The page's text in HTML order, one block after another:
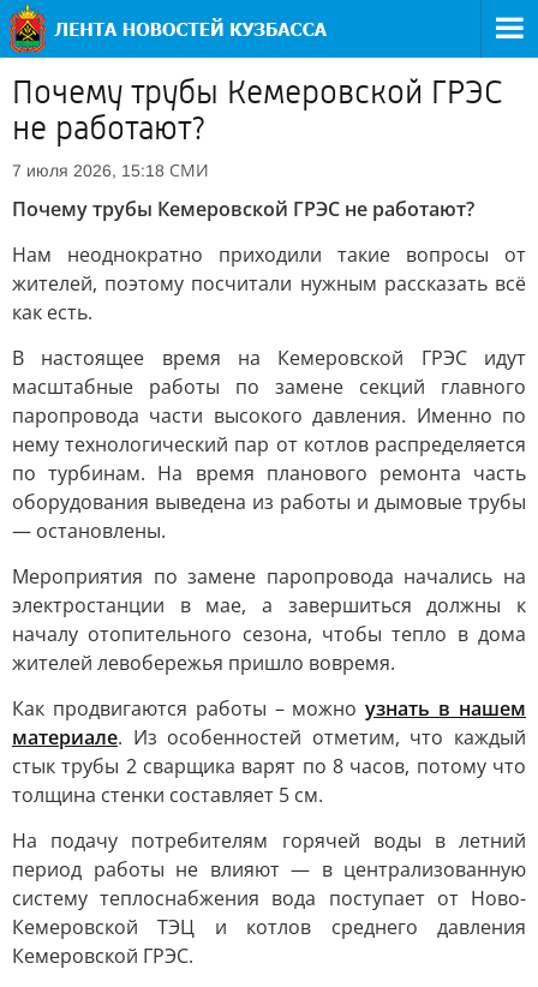
Почему трубы Кемеровской ГРЭС
не работают?
7 июля 2026, 15:18 СМИ
Почему трубы Кемеровской ГРЭС не работают?
Нам неоднократно приходили такие вопросы от
жителей, поэтому посчитали нужным рассказать всё
как есть.
В настоящее время на Кемеровской ГРЭС идут
масштабные работы по замене секций главного
паропровода части высокого давления. Именно по
нему технологический пар от котлов распределяется
по турбинам. На время планового ремонта часть
оборудования выведена из работы и дымовые трубы
— остановлены.
Мероприятия по замене паропровода начались на
электростанции в мае, а завершиться должны к
началу отопительного сезона, чтобы тепло в дома
жителей левобережья пришло вовремя.
Как продвигаются работы – можноузнать в нашем
материале. Из особенностей отметим, что каждый
стык трубы 2 сварщика варят по 8 часов, потому что
толщина стенки составляет 5 см.
На подачу потребителям горячей воды в летний
период работы не влияют — в централизованную
систему теплоснабжения вода поступает от Ново-
Кемеровской ТЭЦ и котлов среднего давления
Кемеровской ГРЭС.